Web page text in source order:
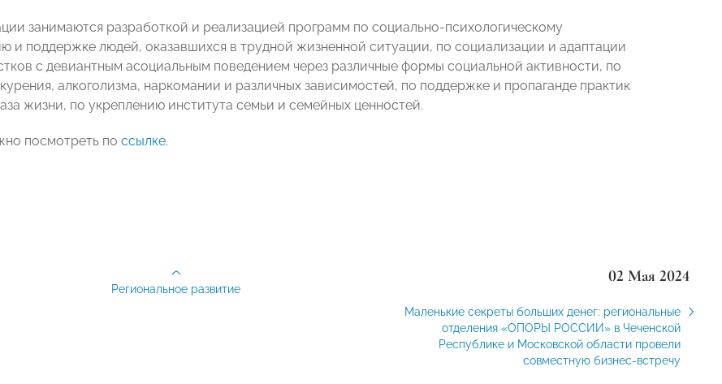
занимаются разработкой и реализацией программ по социально-психологическому
и поддержке людей, оказавшихся в трудной жизненной ситуации, по социализации и адаптации
с девиантным асоциальным поведением через различные формы социальной активности, по
алкоголизма, наркомании и различных зависимостей, по поддержке и пропаганде практик
жизни, по укреплению института семьи и семейных ценностей.
посмотреть по ссылке.
02 Мая 2024
Маленькие секреты больших денег: региональные
отделения «ОПОРЫ РОССИИ» в Чеченской
Республике и Московской области провели
совместную бизнес-встречу
Региональное развитие